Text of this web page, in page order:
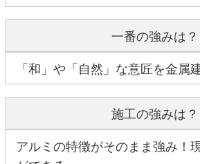
一番の強みは？
「和」や「自然」な意匠を金属
施工の強みは？
アルミの特徴がそのまま強み！